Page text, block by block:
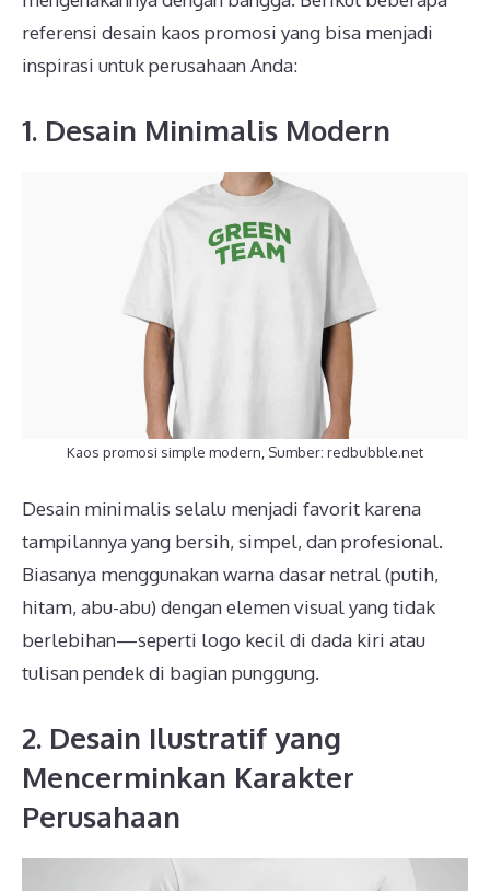
referensi desain kaos promosi yang bisa menjadi
inspirasi untuk perusahaan Anda:
1. Desain Minimalis Modern
Kaos promosi simple modern, Sumber: redbubble.net
Desain minimalis selalu menjadi favorit karena
tampilannya yang bersih, simpel, dan profesional.
Biasanya menggunakan warna dasar netral (putih,
hitam, abu-abu) dengan elemen visual yang tidak
berlebihan—seperti logo kecil di dada kiri atau
tulisan pendek di bagian punggung.
2. Desain Ilustratif yang
Mencerminkan Karakter
Perusahaan